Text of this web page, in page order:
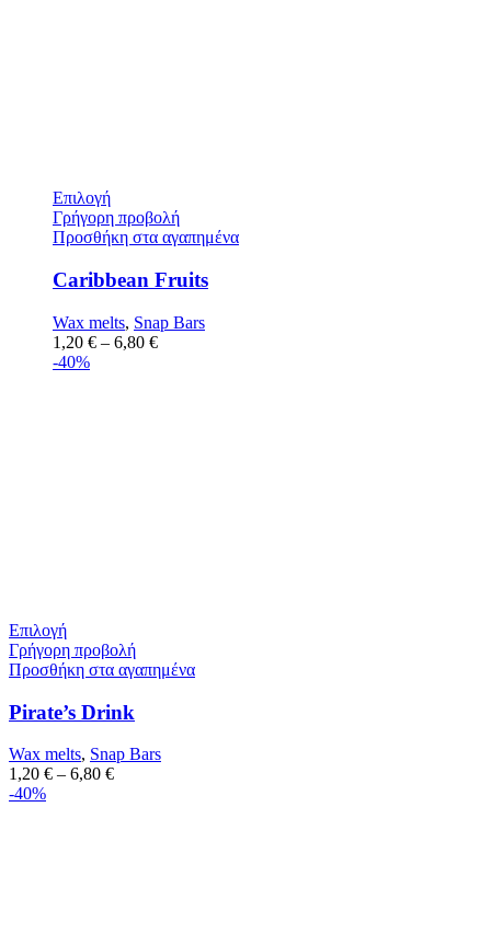
Επιλογή
Γρήγορη προβολή
Προσθήκη στα αγαπημένα
Caribbean Fruits
Wax melts, Snap Bars
1,20 € – 6,80 €
-40%
Επιλογή
Γρήγορη προβολή
Προσθήκη στα αγαπημένα
Pirate’s Drink
Wax melts, Snap Bars
1,20 € – 6,80 €
-40%